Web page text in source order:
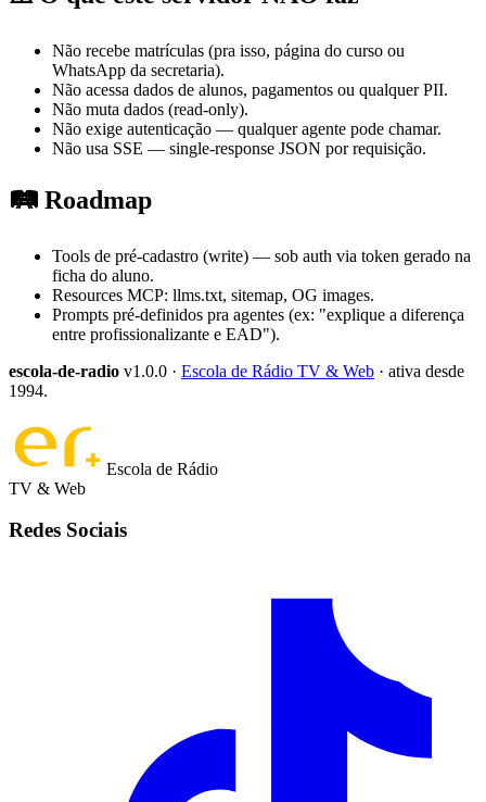
Não recebe matrículas (pra isso, página do curso ou
WhatsApp da secretaria).
Não acessa dados de alunos, pagamentos ou qualquer PII.
Não muta dados (read-only).
Não exige autenticação — qualquer agente pode chamar.
Não usa SSE — single-response JSON por requisição.
🛤️ Roadmap
Tools de pré-cadastro (write) — sob auth via token gerado na
ficha do aluno.
Resources MCP: llms.txt, sitemap, OG images.
Prompts pré-definidos pra agentes (ex: "explique a diferença
entre profissionalizante e EAD").
escola-de-radio v1.0.0 · Escola de Rádio TV & Web · ativa desde
1994.
Escola de Rádio
TV & Web
Redes Sociais